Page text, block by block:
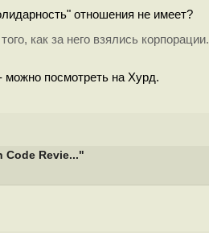
отношения не имеет?
как за него взялись корпорации.
можно посмотреть на Хурд.
Code Revie..."